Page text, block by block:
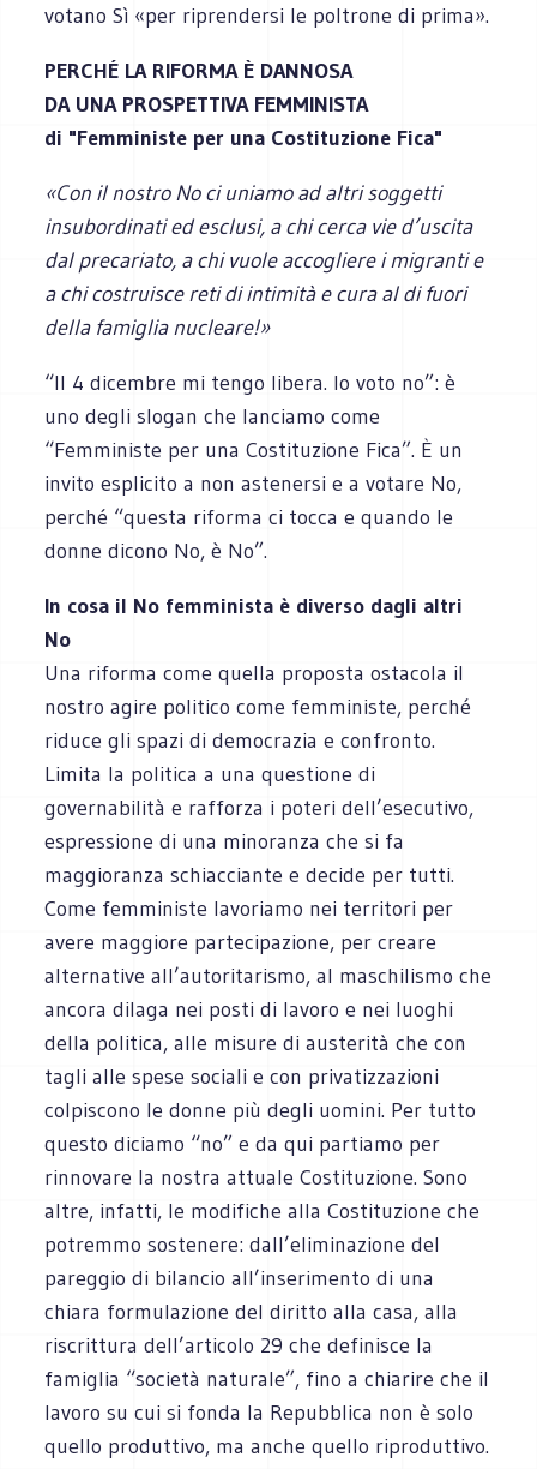
votano Sì «per riprendersi le poltrone di prima».
PERCHÉ LA RIFORMA È DANNOSA
DA UNA PROSPETTIVA FEMMINISTA
di "Femministe per una Costituzione Fica"
«Con il nostro No ci uniamo ad altri soggetti
insubordinati ed esclusi, a chi cerca vie d’uscita
dal precariato, a chi vuole accogliere i migranti e
a chi costruisce reti di intimità e cura al di fuori
della famiglia nucleare!»
“Il 4 dicembre mi tengo libera. Io voto no”: è
uno degli slogan che lanciamo come
“Femministe per una Costituzione Fica”. È un
invito esplicito a non astenersi e a votare No,
perché “questa riforma ci tocca e quando le
donne dicono No, è No”.
In cosa il No femminista è diverso dagli altri
No
Una riforma come quella proposta ostacola il
nostro agire politico come femministe, perché
riduce gli spazi di democrazia e confronto.
Limita la politica a una questione di
governabilità e rafforza i poteri dell’esecutivo,
espressione di una minoranza che si fa
maggioranza schiacciante e decide per tutti.
Come femministe lavoriamo nei territori per
avere maggiore partecipazione, per creare
alternative all’autoritarismo, al maschilismo che
ancora dilaga nei posti di lavoro e nei luoghi
della politica, alle misure di austerità che con
tagli alle spese sociali e con privatizzazioni
colpiscono le donne più degli uomini. Per tutto
questo diciamo “no” e da qui partiamo per
rinnovare la nostra attuale Costituzione. Sono
altre, infatti, le modifiche alla Costituzione che
potremmo sostenere: dall’eliminazione del
pareggio di bilancio all’inserimento di una
chiara formulazione del diritto alla casa, alla
riscrittura dell’articolo 29 che definisce la
famiglia “società naturale”, fino a chiarire che il
lavoro su cui si fonda la Repubblica non è solo
quello produttivo, ma anche quello riproduttivo.